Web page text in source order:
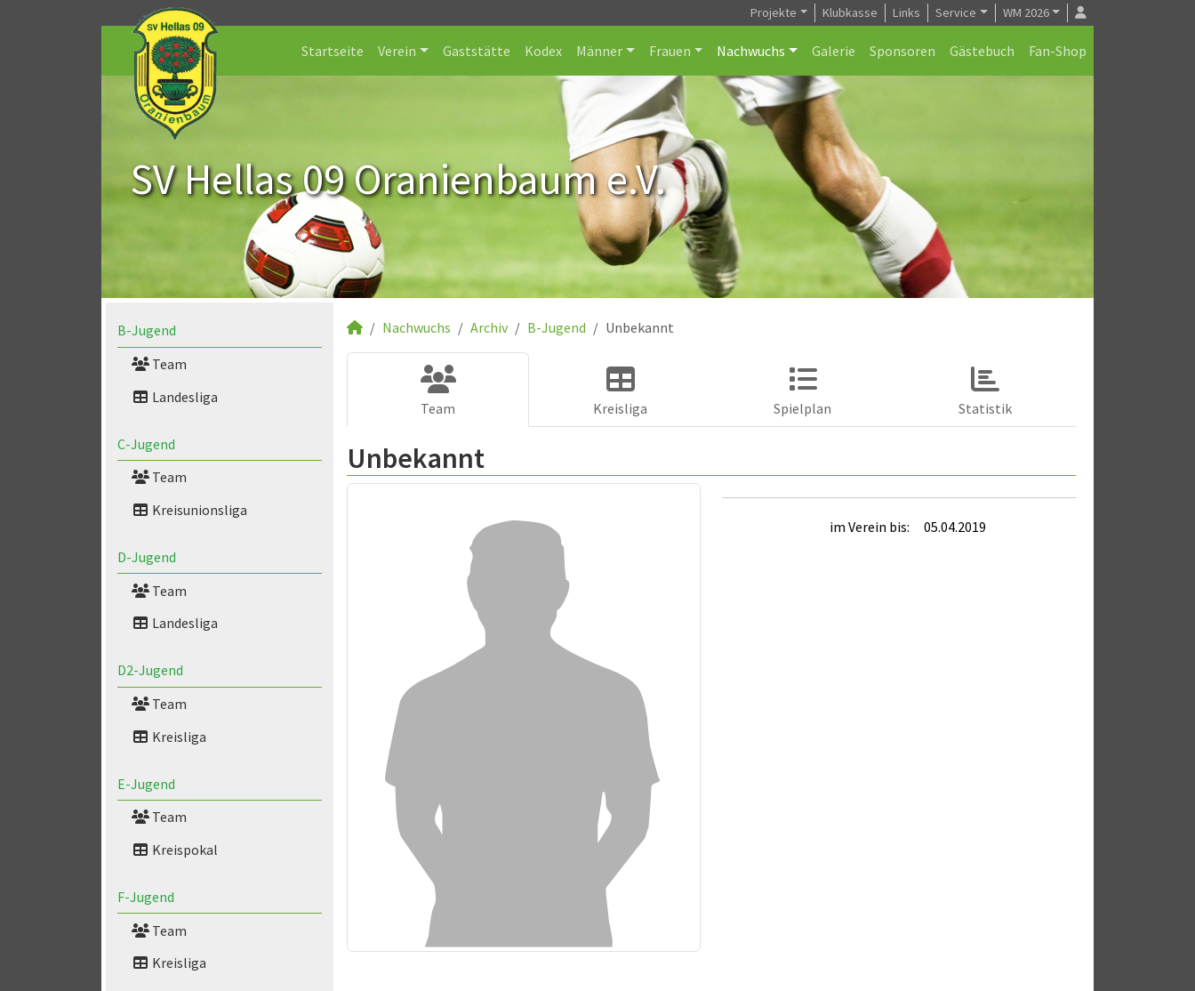
Projekte Klubkasse Links Service WM 2026
Startseite Verein Gaststätte Kodex Männer Frauen Nachwuchs Galerie Sponsoren Gästebuch Fan-Shop
SV Hellas 09 Oranienbaum e.V.
B-Jugend
Team
Landesliga
C-Jugend
Team
Kreisunionsliga
D-Jugend
Team
Landesliga
D2-Jugend
Team
Kreisliga
E-Jugend
Team
Kreispokal
F-Jugend
Team
Kreisliga
Nachwuchs Archiv B-Jugend Unbekannt
Team Kreisliga Spielplan Statistik
Unbekannt
im Verein bis: 05.04.2019